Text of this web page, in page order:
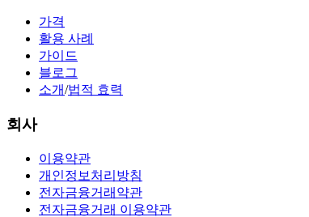
가격
활용 사례
가이드
블로그
소개/법적 효력
회사
이용약관
개인정보처리방침
전자금융거래약관
전자금융거래 이용약관